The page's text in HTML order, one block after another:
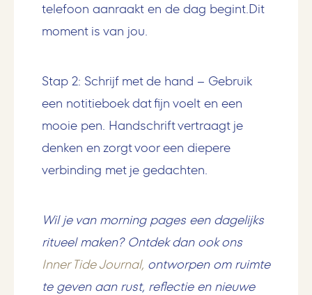
telefoon aanraakt en de dag begint.Dit
moment is van jou.
Stap 2: Schrijf met de hand – Gebruik
een notitieboek dat fijn voelt en een
mooie pen. Handschrift vertraagt je
denken en zorgt voor een diepere
verbinding met je gedachten.
Wil je van morning pages een dagelijks
ritueel maken? Ontdek dan ook ons
Inner Tide Journal, ontworpen om ruimte
te geven aan rust, reflectie en nieuwe